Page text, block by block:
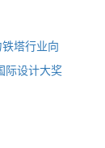
塔行业向
际设计大奖